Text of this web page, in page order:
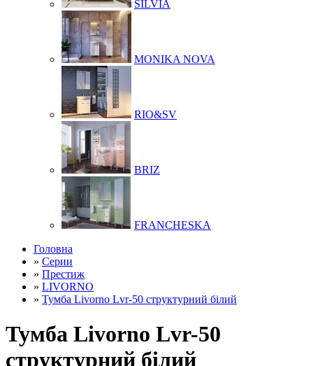
SILVIA
MONIKA NOVA
RIO&SV
BRIZ
FRANCHESKA
Головна
» Серии
» Престиж
» LIVORNO
» Тумба Livorno Lvr-50 структурний білий
Тумба Livorno Lvr-50
структурний білий